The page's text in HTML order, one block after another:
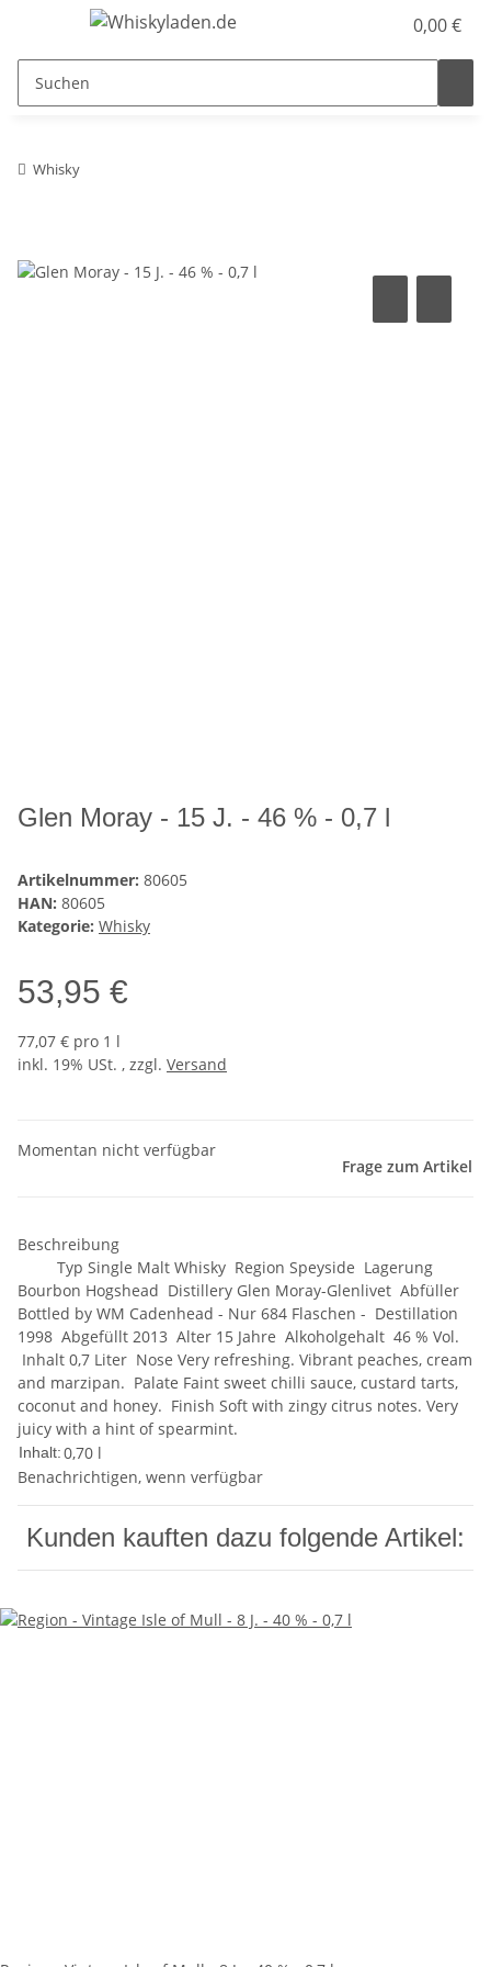
0,00 €
Whisky
Glen Moray - 15 J. - 46 % - 0,7 l
Artikelnummer: 80605
HAN: 80605
Kategorie: Whisky
53,95 €
77,07 € pro 1 l
inkl. 19% USt. , zzgl. Versand
Momentan nicht verfügbar
Frage zum Artikel
Beschreibung
Typ Single Malt Whisky Region Speyside Lagerung
Bourbon Hogshead Distillery Glen Moray-Glenlivet Abfüller
Bottled by WM Cadenhead - Nur 684 Flaschen - Destillation
1998 Abgefüllt 2013 Alter 15 Jahre Alkoholgehalt 46 % Vol.
Inhalt 0,7 Liter Nose Very refreshing. Vibrant peaches, cream
and marzipan. Palate Faint sweet chilli sauce, custard tarts,
coconut and honey. Finish Soft with zingy citrus notes. Very
juicy with a hint of spearmint.
Inhalt:0,70 l
Benachrichtigen, wenn verfügbar
Kunden kauften dazu folgende Artikel: